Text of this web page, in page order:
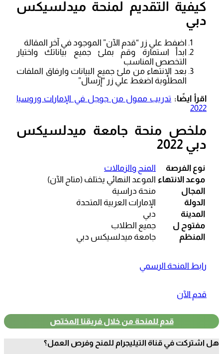
كيفية التقديم لمنحة ميدلسيكس
دبي
اضفط علي زر “قدم الآن” الموجود في آخر المقالة
ابدأ استمارة وقم بملئ جميع بياناتك واختيار
التخصص المناسب
بعد الإنتهاء من ملئ جميع البيانات وارفاق الملفات
المطلوبة اضغط علي زر “إرسال”
اقرأ ايضًا: تدريب ممول من جوجل في الإمارات وروسيا
2022
ملخص منحة جامعة ميدلسيكس
دبي 2022
نوع الفرصة
المنح والزمالات
موعد الانتهاء الموعد النهائي يختلف (متاح الآن)
المجال
منحة دراسية
الدولة
الإمارات العربية المتحدة
المدينة
دبي
مفتوح ل
جميع الطلاب
المنظم
جامعة ميدلسيكس دبي
رابط المنحة الرسمي
قدم الآن
قدم للمنحة من خلال فريقنا المختص
هل اشتركت في قناة التيليجرام للمنح وفرص العمل؟